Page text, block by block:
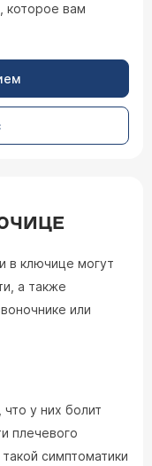
которое вам
в ключице могут
а также
или
у них болит
плечевого
симптоматики